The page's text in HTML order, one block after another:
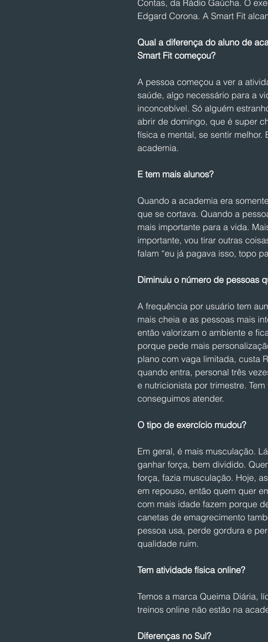
Contas, da Rádio Gaúcha. O
Edgard Corona. A Smart Fit
Qual a diferença do aluno de
Smart Fit começou?
A pessoa começou a ver a
saúde, algo necessário para a
inconcebível. Só alguém
abrir de domingo, que é super
física e mental, se sentir
academia.
E tem mais alunos?
Quando a academia era
que se cortava. Quando a
mais importante para a vida.
importante, vou tirar outras
falam “eu já pagava isso, topo
Diminuiu o número de pessoas
A frequência por usuário tem
mais cheia e as pessoas mais
então valorizam o ambiente e
porque pede mais
plano com vaga limitada, custa
quando entra, personal três
e nutricionista por trimestre.
conseguimos atender.
O tipo de exercício mudou?
Em geral, é mais musculação.
ganhar força, bem dividido.
força, fazia musculação. Hoje,
em repouso, então quem quer
com mais idade fazem porque
canetas de emagrecimento
pessoa usa, perde gordura e
qualidade ruim.
Tem atividade física online?
Temos a marca Queima Diária,
treinos online não estão na
Diferenças no Sul?